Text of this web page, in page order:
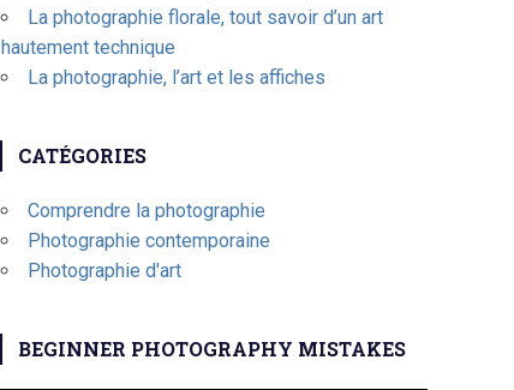
La photographie florale, tout savoir d’un art
hautement technique
La photographie, l’art et les affiches
CATÉGORIES
Comprendre la photographie
Photographie contemporaine
Photographie d'art
BEGINNER PHOTOGRAPHY MISTAKES